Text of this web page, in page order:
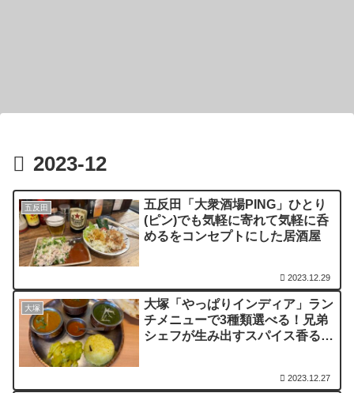
2023-12
五反田
五反田「大衆酒場PING」ひとり
(ピン)でも気軽に寄れて気軽に呑
めるをコンセプトにした居酒屋
2023.12.29
大塚
大塚「やっぱりインディア」ラン
チメニューで3種類選べる！兄弟
シェフが生み出すスパイス香る本
2023.12.27